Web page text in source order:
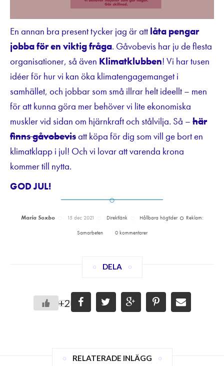
En annan bra present tycker jag är att låta pengar
jobba för en viktig fråga. Gåvobevis har ju de flesta
organisationer, så även Klimatklubben! Vi har tusen
idéer för hur vi kan öka klimatengagemanget i
samhället, och jobbar som små illrar helt ideellt – men
för att kunna göra mer behöver vi lite ekonomiska
muskler vid sidan om hjärnkraft och stålvilja. Så – här
finns gåvobevisatt köpa för dig som vill ge bort en
klimatklapp i jul! Och vi lovar att varenda krona
kommer till nytta.
GOD JUL!
Maria Soxbo 15 dec 2021 Direktlänk Hållbara högtider Reklam:
Samarbeten 0 kommentarer
DELA
+2
RELATERADE INLÄGG